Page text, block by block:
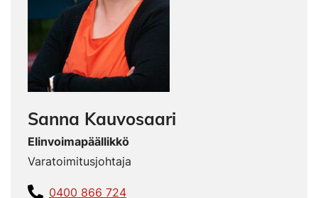
Sanna Kauvosaari
Elinvoimapäällikkö
Varatoimitusjohtaja
0400 866 724